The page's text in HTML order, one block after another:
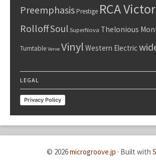
PreemphasisPrestige RCA Victor
RolloffSoul SuperNova Thelonious
Turntable Verve Vinyl Western Electric
LEGAL
Privacy Policy
© 2026microgroove.jp · Built with